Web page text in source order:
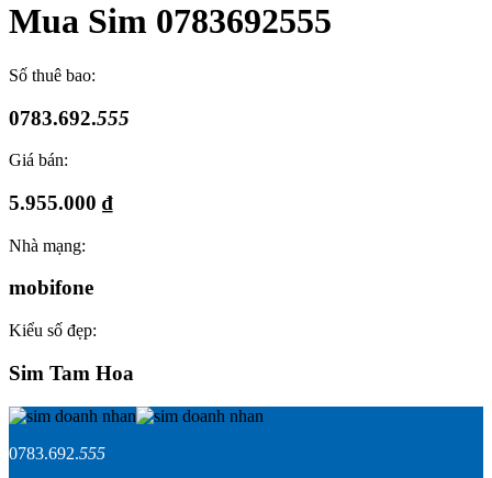
Mua Sim 0783692555
Số thuê bao:
0783.692.555
Giá bán:
5.955.000 ₫
Nhà mạng:
mobifone
Kiểu số đẹp:
Sim Tam Hoa
0783.692.555